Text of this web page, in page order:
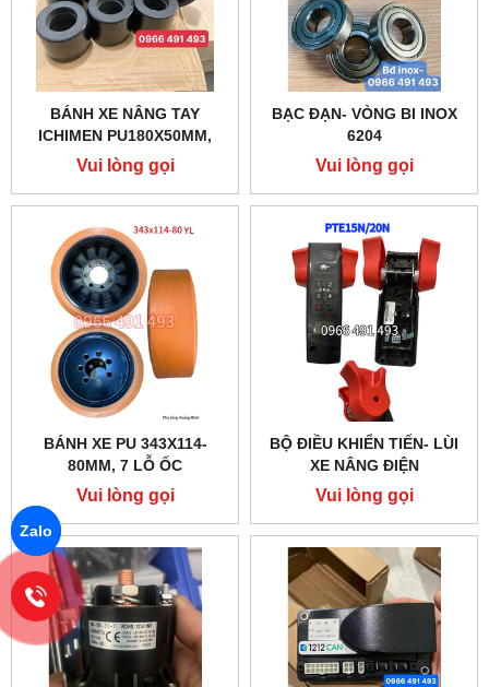
BÁNH XE NÂNG TAY
ICHIMEN PU180X50MM,
PU80X70MM CHÍNH HÃNG
Vui lòng gọi
BẠC ĐẠN- VÒNG BI INOX
6204
Vui lòng gọi
BÁNH XE PU 343X114-
80MM, 7 LỖ ỐC
Vui lòng gọi
BỘ ĐIỀU KHIỂN TIẾN- LÙI
XE NÂNG ĐIỆN
PTE15N/PTE20N
NOBLELIFT
Vui lòng gọi
Zalo